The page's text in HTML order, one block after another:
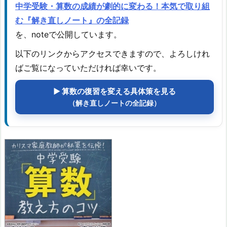
中学受験・算数の成績が劇的に変わる！本気で取り組
む『解き直しノート』の全記録
を、noteで公開しています。
以下のリンクからアクセスできますので、よろしけれ
ばご覧になっていただければ幸いです。
▶ 算数の復習を変える具体策を見る
（解き直しノートの全記録）